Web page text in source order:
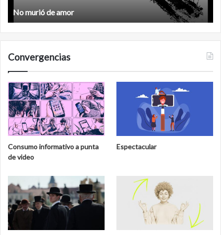
Feminismo
Convergencias
Consumo informativo a punta
de video
Espectacular